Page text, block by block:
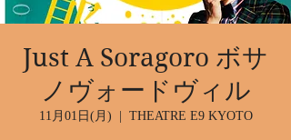
Just A Soragoro ボサ
ノヴォードヴィル
11月01日(月) THEATRE E9 KYOTO